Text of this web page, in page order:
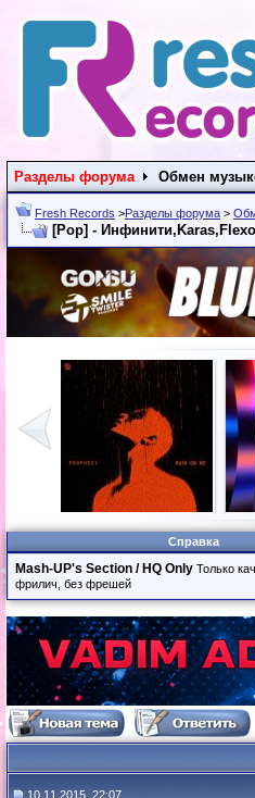
Разделы форума Обмен
Fresh Records >Разделы форума >
[Pop] -
Справка
Mash-UP's Section / HQ Only Только
фрилич, без фрешей
10.11.2015, 22:07